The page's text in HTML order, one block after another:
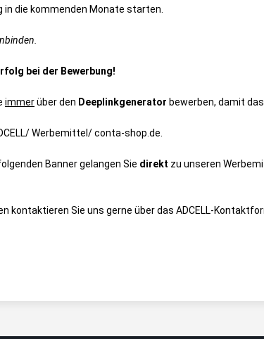
die kommenden Monate starten.
bei der Bewerbung!
immerüber den Deeplinkgenerator bewerben, damit
Werbemittel/ conta-shop.de
Banner gelangen Sie direkt zu unseren
kontaktieren Sie uns gerne über das ADCELL-